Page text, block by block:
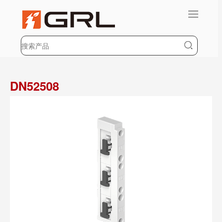
DN52508